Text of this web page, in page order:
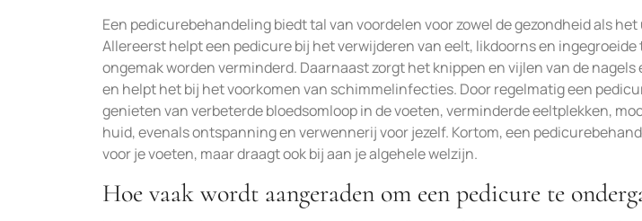
Een pedicurebehandeling biedt tal van voordelen voor zowel de gezondheid als
Allereerst helpt een pedicure bij het verwijderen van eelt, likdoorns en
ongemak worden verminderd. Daarnaast zorgt het knippen en vijlen van de nagels
en helpt het bij het voorkomen van schimmelinfecties. Door regelmatig een
genieten van verbeterde bloedsomloop in de voeten, verminderde eeltplekken,
huid, evenals ontspanning en verwennerij voor jezelf. Kortom, een
voor je voeten, maar draagt ook bij aan je algehele welzijn.
Hoe vaak wordt aangeraden om een pedicure te